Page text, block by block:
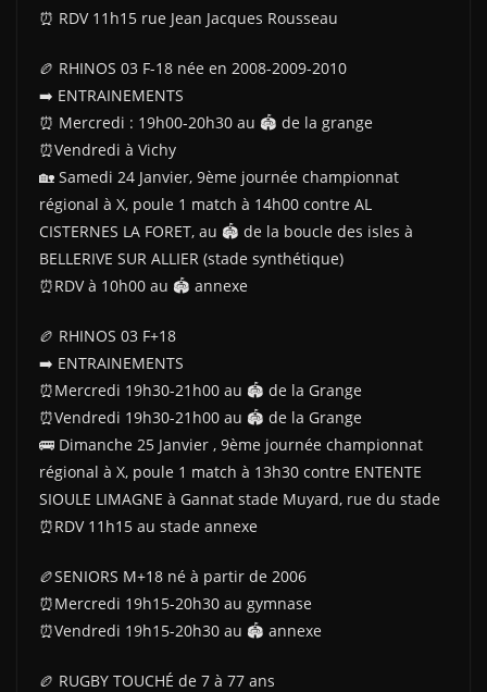
⏰️ RDV 11h15 rue Jean Jacques Rousseau
🏉 RHINOS 03 F-18 née en 2008-2009-2010
➡️ ENTRAINEMENTS
⏰ Mercredi : 19h00-20h30 au 🏟 de la grange
⏰Vendredi à Vichy
🏡 Samedi 24 Janvier, 9ème journée championnat
régional à X, poule 1 match à 14h00 contre AL
CISTERNES LA FORET, au 🏟 de la boucle des isles à
BELLERIVE SUR ALLIER (stade synthétique)
⏰️RDV à 10h00 au 🏟 annexe
🏉 RHINOS 03 F+18
➡️ ENTRAINEMENTS
⏰️Mercredi 19h30-21h00 au 🏟 de la Grange
⏰Vendredi 19h30-21h00 au 🏟 de la Grange
🚌 Dimanche 25 Janvier , 9ème journée championnat
régional à X, poule 1 match à 13h30 contre ENTENTE
SIOULE LIMAGNE à Gannat stade Muyard, rue du stade
⏰️RDV 11h15 au stade annexe
🏉SENIORS M+18 né à partir de 2006
⏰️Mercredi 19h15-20h30 au gymnase
⏰️Vendredi 19h15-20h30 au 🏟 annexe
🏉 RUGBY TOUCHÉ de 7 à 77 ans